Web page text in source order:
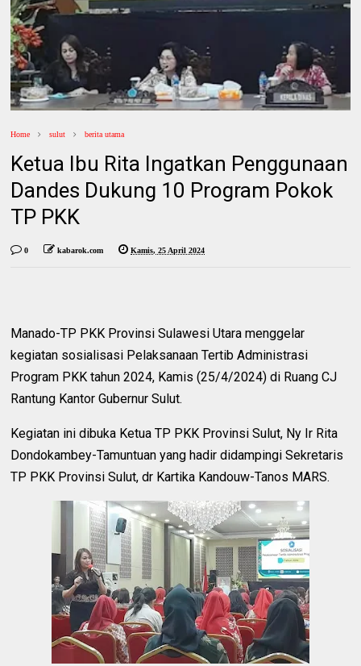
Home sulut berita utama
Ketua Ibu Rita Ingatkan Penggunaan
Dandes Dukung 10 Program Pokok
TP PKK
0 kabarok.com Kamis, 25 April 2024
Manado-TP PKK Provinsi Sulawesi Utara menggelar
kegiatan sosialisasi Pelaksanaan Tertib Administrasi
Program PKK tahun 2024, Kamis (25/4/2024) di Ruang CJ
Rantung Kantor Gubernur Sulut.
Kegiatan ini dibuka Ketua TP PKK Provinsi Sulut, Ny Ir Rita
Dondokambey-Tamuntuan yang hadir didampingi Sekretaris
TP PKK Provinsi Sulut, dr Kartika Kandouw-Tanos MARS.